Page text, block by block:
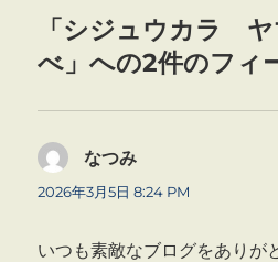
「シジュウカラ
べ」への2件のフィ
なつみ
り:
2026年3月5日 8:24 PM
いつも素敵なブログをありが